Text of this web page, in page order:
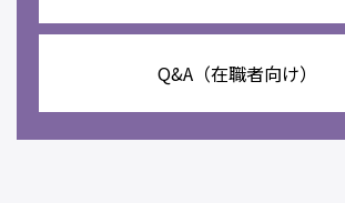
Q&A（在職者向け）